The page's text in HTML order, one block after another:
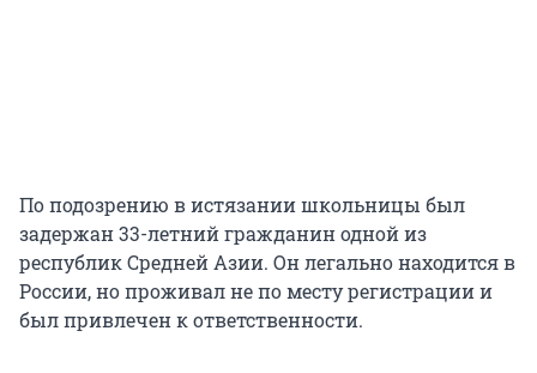
По подозрению в истязании школьницы был
задержан 33-летний гражданин одной из
республик Средней Азии. Он легально находится в
России, но проживал не по месту регистрации и
был привлечен к ответственности.